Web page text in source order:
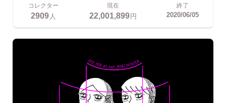
コレクター
2909人
現在
22,001,899円
終了
2020/06/05